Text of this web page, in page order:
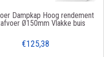
Dampkap Hoog rendement
Ø150mm Vlakke buis
€125,38